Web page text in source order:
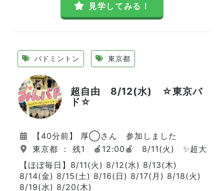
見学してみる！
バドミントン 東京都
超自由 8/12(水) ☆東京バ
ド☆
【40分前】 厚◯さん 参加しました
東京都 ： 残1 🍎12:00🍎 8/11(火) ✨超大勢✨
【ほぼ毎日】8/11(火) 8/12(水) 8/13(木)
8/14(金) 8/15(土) 8/16(日) 8/17(月) 8/18(火)
8/19(水) 8/20(木)